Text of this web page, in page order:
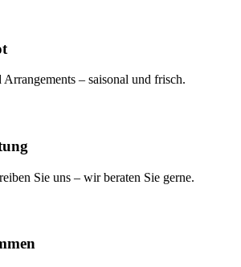
Arrangements – saisonal und frisch.
Sie uns – wir beraten Sie gerne.